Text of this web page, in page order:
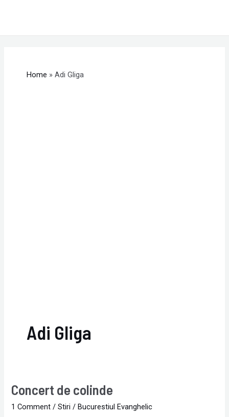
Home Adi Gliga
Adi Gliga
Concert de colinde
1 Comment /Stiri /Bucurestiul Evanghelic
Concert